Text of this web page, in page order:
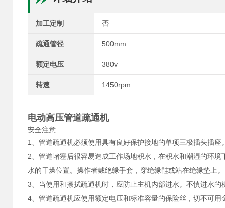
加工定制 否
疏通管径 500mm
额定电压 380v
转速 1450rpm
电动高压管道疏通机
安全注意
1、管道疏通机必须使用具有良好保护接地的单项三极插头插座
2、管道堵塞后很容易造成工作场地积水，在积水和潮湿的环
水的干燥位置。操作者戴绝缘手套，穿绝缘鞋或站在绝缘垫上。
3、当使用和擦拭疏通机时，应防止主机内部进水。不慎进水的
4、管道疏通机应使用额定电压和标准容量的保险丝，切不可用